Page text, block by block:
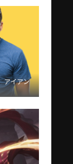
アイアン